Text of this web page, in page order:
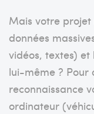
Mais votre
données
vidéos, textes) et
lui-même ? Pour
reconnaissance
ordinateur